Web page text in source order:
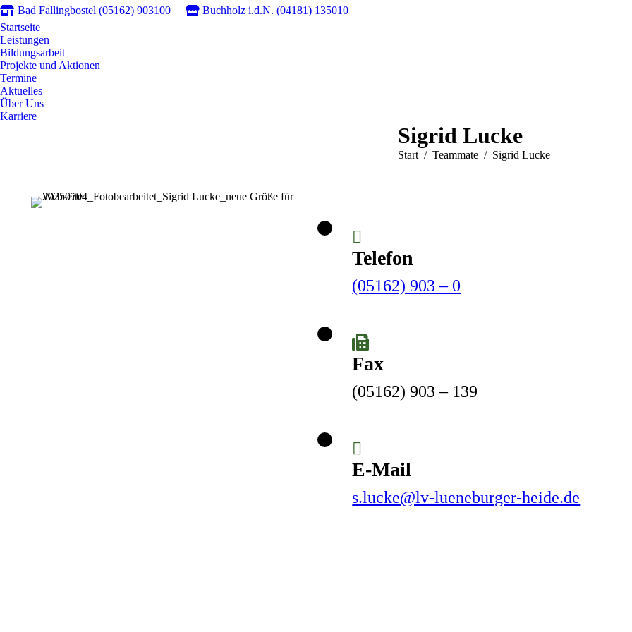
Bad Fallingbostel (05162) 903100 Buchholz i.d.N. (04181) 135010
Startseite
Leistungen
Bildungsarbeit
Projekte und Aktionen
Termine
Aktuelles
Über Uns
Karriere
Sigrid Lucke
Sie befinden sich hier:
Start Teammate Sigrid Lucke
Telefon
(05162) 903 – 0
Fax
(05162) 903 – 139
E-Mail
s.lucke@lv-lueneburger-heide.de